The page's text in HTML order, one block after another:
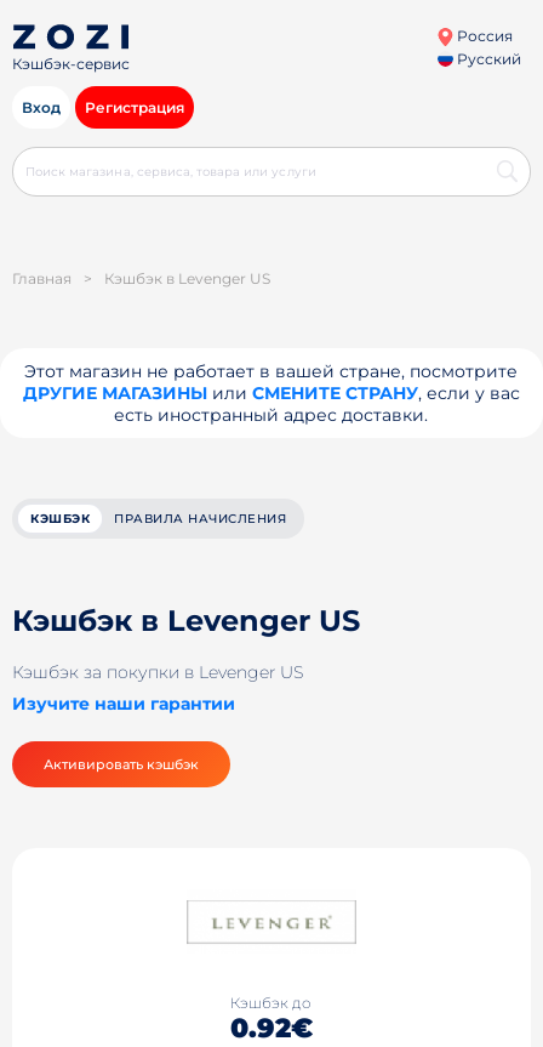
Кэшбэк-сервис
Россия
Русский
Вход Регистрация
Главная > Кэшбэк в Levenger US
Этот магазин не работает в вашей стране, посмотрите
ДРУГИЕ МАГАЗИНЫили СМЕНИТЕ СТРАНУ, если у вас
есть иностранный адрес доставки.
КЭШБЭК ПРАВИЛА НАЧИСЛЕНИЯ
Кэшбэк в Levenger US
Кэшбэк за покупки в Levenger US
Изучите наши гарантии
Активировать кэшбэк
Кэшбэк до
0.92€